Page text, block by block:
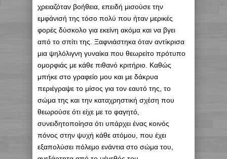
χρειαζόταν βοήθεια, επειδή μισούσε την
εμφάνισή της τόσο πολύ που ήταν μερικές
φορές δύσκολο για εκείνη ακόμα και να βγει
από το σπίτι της. Ξαφνιάστηκα όταν αντίκρισα
μια ψηλόλιγνη γυναίκα που θεωρείτο πρότυπο
ομορφιάς με κάθε πιθανό κριτήριο. Καθώς
μπήκε στο γραφείο μου και με δάκρυα
περιέγραψε το μίσος για τον εαυτό της, το
σώμα της και την καταχρηστική σχέση που
θεωρούσε ότι είχε με το φαγητό,
συνειδητοποίησα ότι υπάρχει ένας κοινός
πόνος στην ψυχή κάθε ατόμου, που έχει
εξαπολύσει πόλεμο ενάντια στο σώμα του,